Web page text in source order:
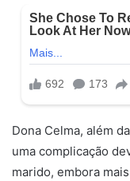
Dona Celma, além
uma complicação
marido, embora